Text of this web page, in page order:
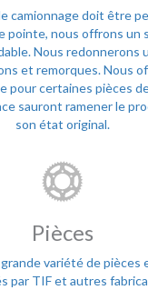
camionnage doit être
pointe, nous offrons un
Nous redonnerons
et remorques. Nous
pour certaines pièces
sauront ramener le
son état original.
Pièces
variété de pièces
par TIF et autres